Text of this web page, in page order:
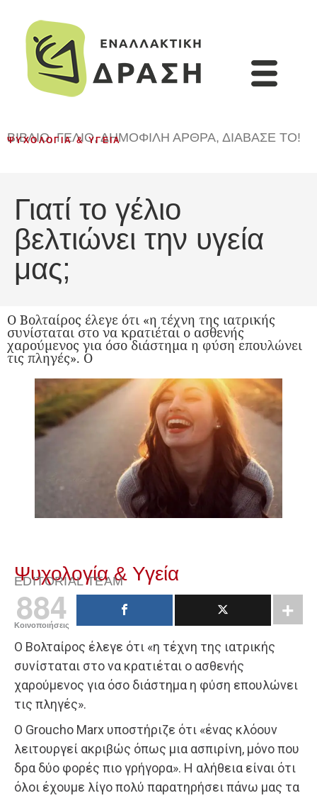
ΒΙΒΛΊΟ,ΓΈΛΙΟ,ΔΗΜΟΦΙΛΉ ΆΡΘΡΑ, ΔΙΆΒΑΣΈ ΤΟ!
ΨΥΧΟΛΟΓΊΑ & ΥΓΕΊΑ
Γιατί το γέλιο
βελτιώνει την υγεία
μας;
Ο Βολταίρος έλεγε ότι «η τέχνη της ιατρικής
συνίσταται στο να κρατιέται ο ασθενής
χαρούμενος για όσο διάστημα η φύση επουλώνει
τις πληγές». Ο
Ψυχολογία & Υγεία
EDITORIAL TEAM
884
Κοινοποιήσεις
Ο Βολταίρος έλεγε ότι «η τέχνη της ιατρικής
συνίσταται στο να κρατιέται ο ασθενής
χαρούμενος για όσο διάστημα η φύση επουλώνει
τις πληγές».
Ο Groucho Marx υποστήριζε ότι «ένας κλόουν
λειτουργεί ακριβώς όπως μια ασπιρίνη, μόνο που
δρα δύο φορές πιο γρήγορα». Η αλήθεια είναι ότι
όλοι έχουμε λίγο πολύ παρατηρήσει πάνω μας τα